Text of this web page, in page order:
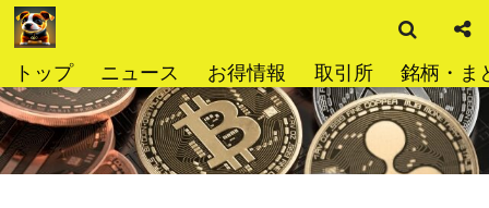
コ
ン
ン
ツ
へ
ス
トップ ニュース お得情報 取引所 銘柄・ま
索